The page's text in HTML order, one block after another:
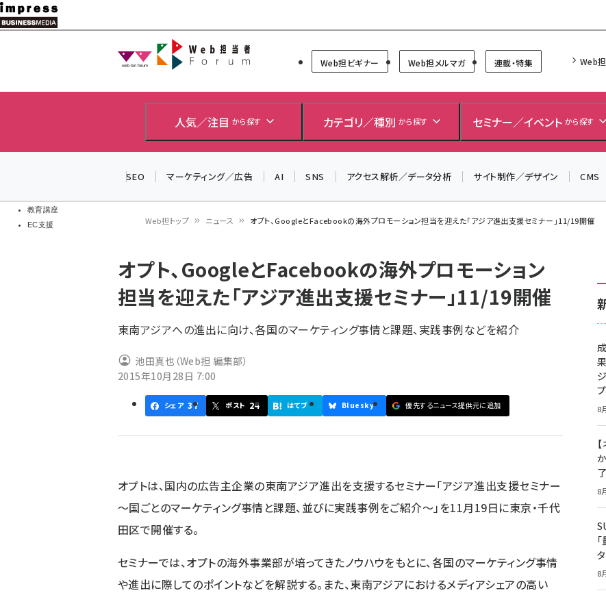
メ
イ
教育講座
EC支援
Web担当者Forum
Web担ビギナー Web担メルマガ 連載・特集 Web
人気／注目 から探す カテゴリ／種別 から探す セミナー／イベント から探す
SEO マーケティング／広告 AI SNS アクセス解析／データ分析 サイト制作／デザイン CMS
ン
く
ず
Web担トップ ニュース オプト、GoogleとFacebookの海外プロモーション担当を迎えた「アジア進出支援セミナー」11/19開催
オプト、GoogleとFacebookの海外プロモーション
担当を迎えた「アジア進出支援セミナー」11/19開催
東南アジアへの進出に向け、各国のマーケティング事情と課題、実践事例などを紹介
池田真也（Web担 編集部）
2015年10月28日 7:00
シェア 37 ポスト 24 はてブ Bluesky 優先するニュース提供元に追加
オプトは、国内の広告主企業の東南アジア進出を支援するセミナー「アジア進出支援セミナー
～国ごとのマーケティング事情と課題、並びに実践事例をご紹介～」を11月19日に東京・千代
田区で開催する。
セミナーでは、オプトの海外事業部が培ってきたノウハウをもとに、各国のマーケティング事情
や進出に際してのポイントなどを解説する。また、東南アジアにおけるメディアシェアの高い
8
8
8
＼ 8月27日開催、申し込み受付中！ ／
生成AIをマーケティング等に活用するための考え方を学べ
るセミナーイベント「生成AI × マーケティング フォーラム
2026」開催！
▼申し込みはこちらから▼